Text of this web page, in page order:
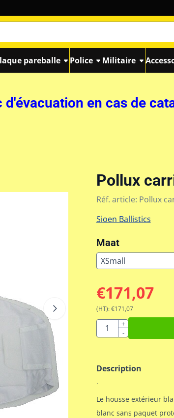
pareballe Police Militaire
en cas de
Pollux
Réf. article: Pollux
Sioen Ballistics
Maat
€171,07
(HT): €171,07
Quantité
+
-
Description
.
Le housse extérieur
blanc sans paquet